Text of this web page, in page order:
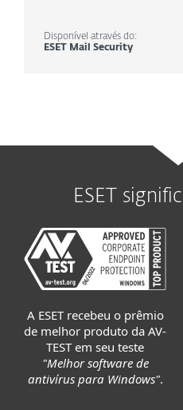
Disponível através do:
ESET Mail Security
ESET
A ESET recebeu o prêmio
de melhor produto da AV-
TEST em seu teste
"Melhor software de
antivírus para Windows".